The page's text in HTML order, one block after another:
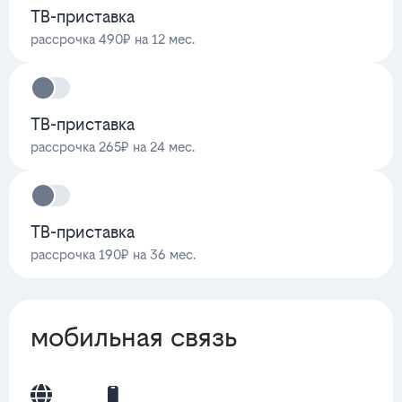
ТВ-приставка
рассрочка 490₽ на 12 мес.
ТВ-приставка
рассрочка 265₽ на 24 мес.
ТВ-приставка
рассрочка 190₽ на 36 мес.
мобильная связь